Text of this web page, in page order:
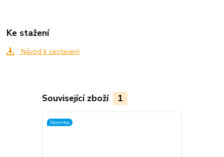
Ke stažení
Návod k sestavení
Související zboží 1
Novinka